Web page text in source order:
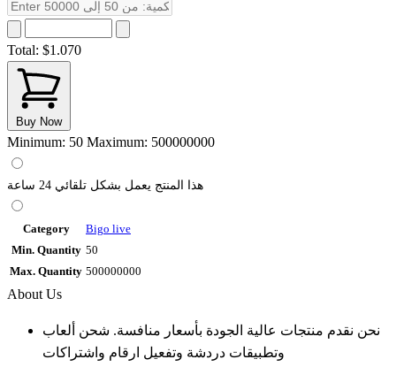
Total: $1.070
Buy Now
Minimum: 50 Maximum: 500000000
هذا المنتج يعمل بشكل تلقائي 24 ساعة
Category
Bigo live
Min. Quantity 50
Max. Quantity 500000000
About Us
نحن نقدم منتجات عالية الجودة بأسعار منافسة. شحن ألعاب
وتطبيقات دردشة وتفعيل ارقام واشتراكات